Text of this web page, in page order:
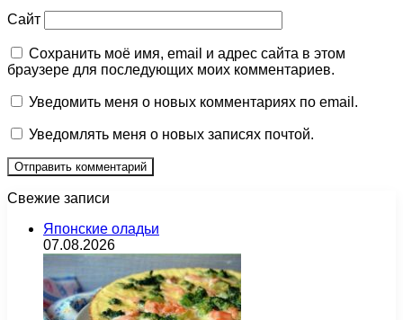
Сайт
Сохранить моё имя, email и адрес сайта в этом
браузере для последующих моих комментариев.
Уведомить меня о новых комментариях по email.
Уведомлять меня о новых записях почтой.
Свежие записи
Японские оладьи
07.08.2026